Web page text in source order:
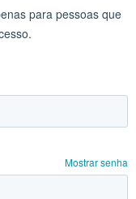
para pessoas que
Mostrar senha